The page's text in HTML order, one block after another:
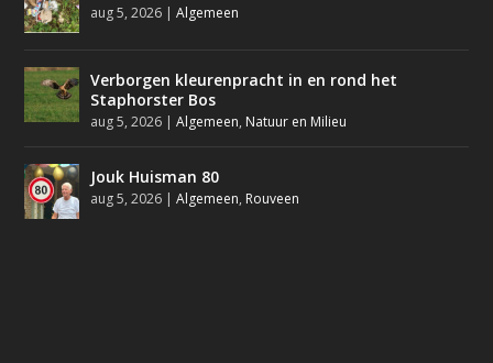
aug 5, 2026 |Algemeen
Verborgen kleurenpracht in en rond het
Staphorster Bos
aug 5, 2026 |Algemeen, Natuur en Milieu
Jouk Huisman 80
aug 5, 2026 |Algemeen, Rouveen